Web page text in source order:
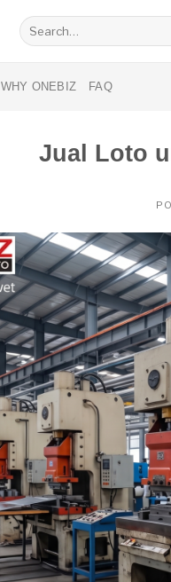
Search
for:
WHY ONEBIZ FAQ
Jual Loto